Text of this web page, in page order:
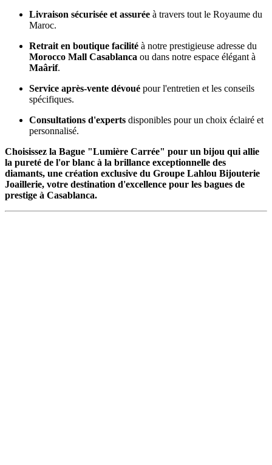
Livraison sécurisée et assurée à travers tout le Royaume du
Maroc.
Retrait en boutique facilité à notre prestigieuse adresse du
Morocco Mall Casablanca ou dans notre espace élégant à
Maârif.
Service après-vente dévoué pour l'entretien et les conseils
spécifiques.
Consultations d'experts disponibles pour un choix éclairé et
personnalisé.
Choisissez la Bague "Lumière Carrée" pour un bijou qui allie
la pureté de l'or blanc à la brillance exceptionnelle des
diamants, une création exclusive du Groupe Lahlou Bijouterie
Joaillerie, votre destination d'excellence pour les bagues de
prestige à Casablanca.